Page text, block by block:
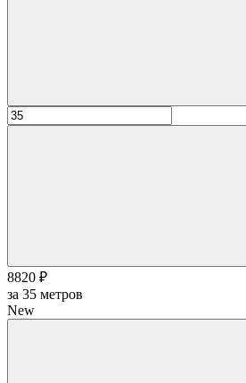
8820 ₽
за 35 метров
New